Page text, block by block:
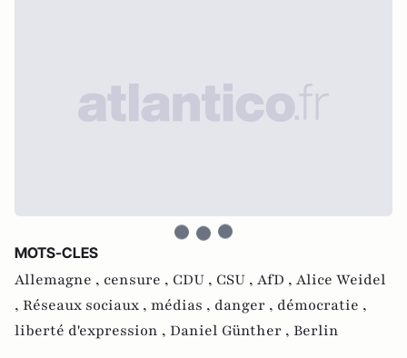
MOTS-CLES
Allemagne , censure , CDU , CSU , AfD , Alice Weidel
, Réseaux sociaux , médias , danger , démocratie ,
liberté d'expression , Daniel Günther , Berlin